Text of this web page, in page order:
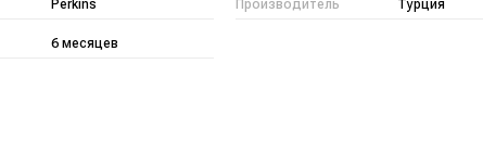
Perkins Производитель Турция
6 месяцев